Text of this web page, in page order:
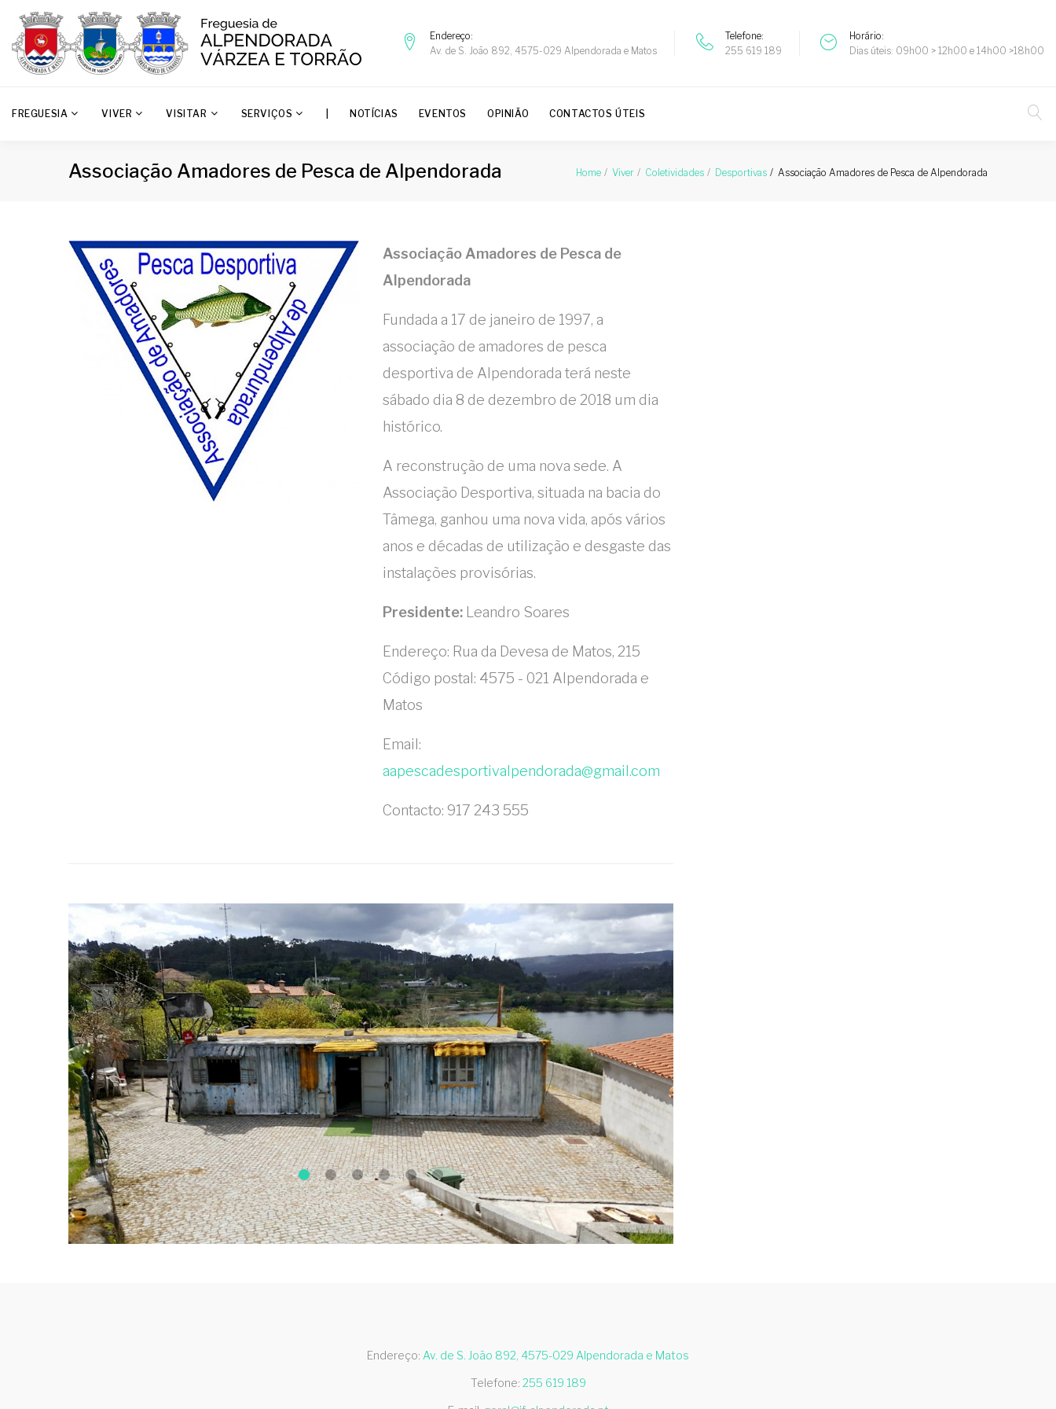
Endereço
Av. de S. João 892, 4575-029 Alpendorada e Matos
Telefone
255 619 189
Horário
Dias úteis: 09h00 > 12h00 e 14h00 >18h00
FREGUESIA VIVER VISITAR SERVIÇOS NOTÍCIAS EVENTOS OPINIÃO CONTACTOS ÚTEIS
Associação Amadores de Pesca de Alpendorada Home Viver Coletividades Desportivas Associação Amadores de Pesca de Alpendorada
Associação Amadores de Pesca de
Alpendorada
Fundada a 17 de janeiro de 1997, a
associação de amadores de pesca
desportiva de Alpendorada terá neste
sábado dia 8 de dezembro de 2018 um dia
histórico.
A reconstrução de uma nova sede. A
Associação Desportiva, situada na bacia do
Tâmega, ganhou uma nova vida, após vários
anos e décadas de utilização e desgaste das
instalações provisórias.
Presidente: Leandro Soares
Endereço: Rua da Devesa de Matos, 215
Código postal: 4575 - 021 Alpendorada e
Matos
Email:
aapescadesportivalpendorada@gmail.com
Contacto: 917 243 555
Endereço: Av. de S. João 892, 4575-029 Alpendorada e Matos
Telefone: 255 619 189